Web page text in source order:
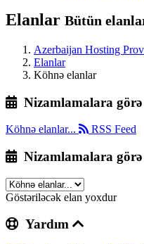
Elanlar Bütün
Azerbaijan Hosting
Elanlar
Köhnə elanlar
Nizamlamalara görə
Köhnə elanlar... RSS Feed
Nizamlamalara görə
Göstəriləcək elan yoxdur
Yardım